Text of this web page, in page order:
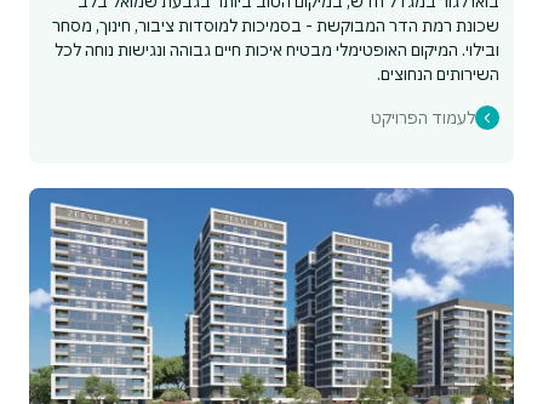
שכונת רמת הדר המבוקשת - בסמיכות למוסדות ציבור, חינוך, מסחר
ובילוי. המיקום האופטימלי מבטיח איכות חיים גבוהה ונגישות נוחה לכל
השירותים הנחוצים.
לעמוד הפרויקט